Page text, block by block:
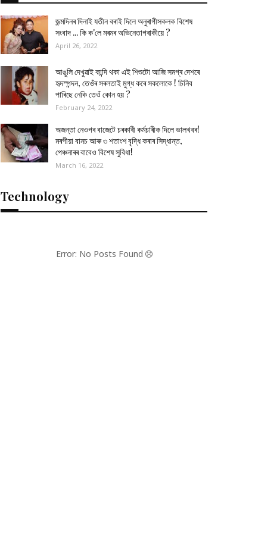
জন্মদিনৰ দিনাই যতীন বৰাই দিলে অনুৰাগীসকলক বিশেষ
সংবাদ ... কি ক'লে মৰমৰ অভিনেতাগৰাকীয়ে ?
April 26, 2022
আঙুলি দেখুৱাই কান্দি থকা এই শিশুটো আজি সমগ্ৰ দেশৰে
হৃদস্পন্দন, তেওঁৰ সৰলতাই মুগ্ধ কৰে সকলোকে ! চিনিব
পাৰিছে নেকি তেওঁ কোন হয় ?
February 24, 2022
অজন্তা নেওগৰ বাজেটে চৰকাৰী কৰ্মচাৰীক দিলে ভালখবৰ!
মৰগীয়া বানচ আৰু ৩ শতাংশ বৃদ্ধি কৰাৰ সিদ্ধান্ত,
পেঞ্চনাৰৰ বাবেও বিশেষ সুবিধা!
March 16, 2022
Technology
Error: No Posts Found